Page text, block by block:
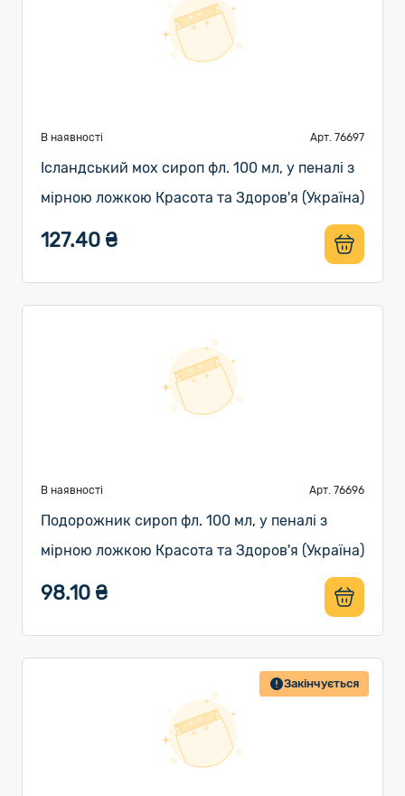
В наявності Арт. 76697
Ісландський мох сироп фл. 100 мл, у пеналі з
мірною ложкою Красота та Здоров'я (Україна)
127.40 ₴
В наявності Арт. 76696
Подорожник сироп фл. 100 мл, у пеналі з
мірною ложкою Красота та Здоров'я (Україна)
98.10 ₴
Закінчується